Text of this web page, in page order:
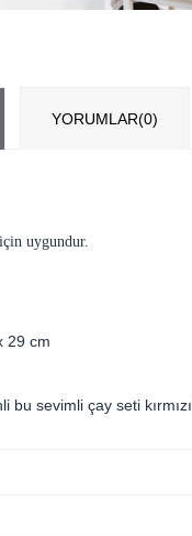
YORUMLAR(0)
uygundur.
29 cm
bu sevimli çay seti